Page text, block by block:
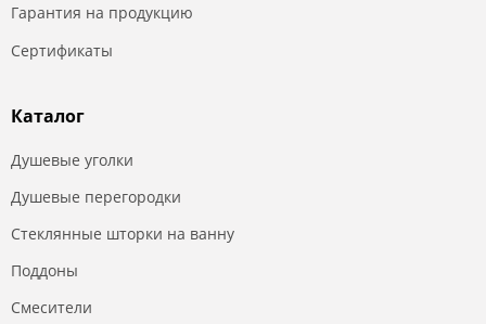
Гарантия на продукцию
Сертификаты
Каталог
Душевые уголки
Душевые перегородки
Стеклянные шторки на ванну
Поддоны
Смесители